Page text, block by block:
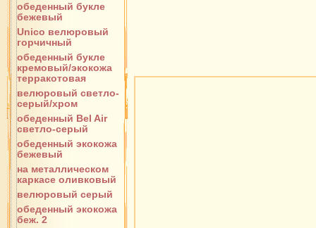
обеденный букле
бежевый
Unico велюровый
горчичный
обеденный букле
кремовый/экокожа
терракотовая
велюровый светло-
серый/хром
обеденный Bel Air
светло-серый
обеденный экокожа
бежевый
на металлическом
каркасе оливковый
велюровый серый
обеденный экокожа
беж. 2